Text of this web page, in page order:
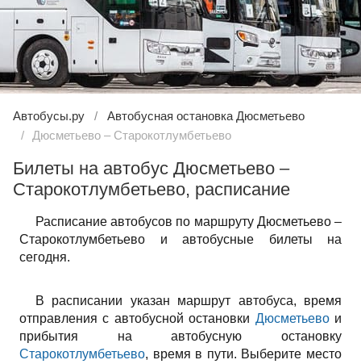
Автобусы.ру
Автобусная остановка Дюсметьево
Дюсметьево – Старокотлумбетьево
Билеты на автобус Дюсметьево –
Старокотлумбетьево, расписание
Расписание автобусов по маршруту Дюсметьево –
Старокотлумбетьево и автобусные билеты на
сегодня.
В расписании указан маршрут автобуса, время
отправления с автобусной остановки Дюсметьевои
прибытия на автобусную остановку
Старокотлумбетьево, время в пути. Выберите место